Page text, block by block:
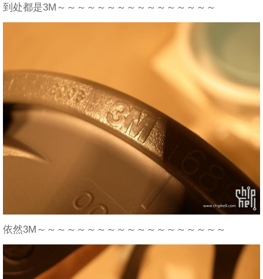
到处都是3M～～～～～～～～～～～～～～～～
依然3M～～～～～～～～～～～～～～～～～～～